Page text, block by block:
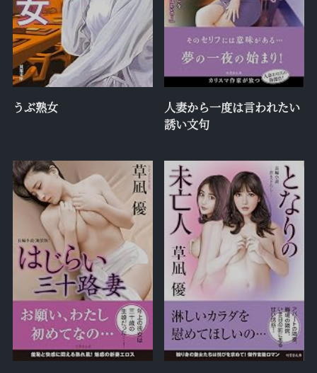
うぶ熟女
人妻から一度は言われたい
誘い文句